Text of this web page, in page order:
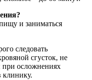
и заниматься
следовать
сгусток, не
при осложнениях
клинику.